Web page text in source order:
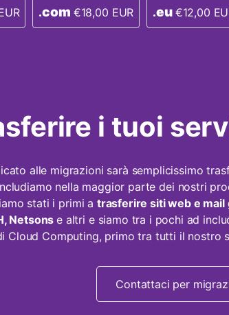
.com €18,00 EUR .eu €12,00
i tuoi
alle migrazioni sarà semplicissimo
nella maggior parte dei nostri
stati i primi a trasferire siti web e mail
Netsonse altri e siamo tra i pochi ad
Cloud Computing, primo tra tutti il nostro
Contattaci per